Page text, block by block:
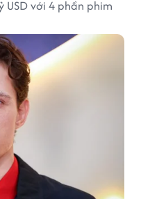
USD với 4 phần phim